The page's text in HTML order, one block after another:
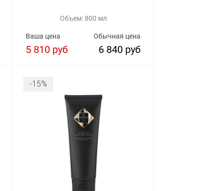
Объем: 800 мл
Обычная цена
6 840 руб
Ваша цена
5 810 руб
-15%